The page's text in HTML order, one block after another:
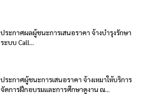
ประกาศผลผู้ชนะการเสนอราคา จ้างบำรุงรักษา
ระบบ Call...
ประกาศผู้ชนะการเสนอราคา จ้างเหมาให้บริการ
จัดการฝึกอบรมและการศึกษาดูงาน ณ...